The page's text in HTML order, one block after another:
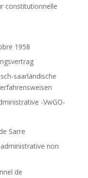
constitutionnelle
1958
saarländische
-VwGO-
Sarre
non
de